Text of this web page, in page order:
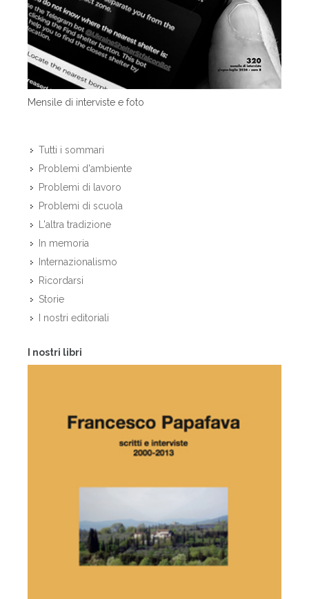
Mensile di interviste e foto
Tutti i sommari
Problemi d'ambiente
Problemi di lavoro
Problemi di scuola
L'altra tradizione
In memoria
Internazionalismo
Ricordarsi
Storie
I nostri editoriali
I nostri libri